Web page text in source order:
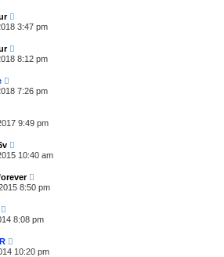
3:47 pm
8:12 pm
7:26 pm
9:49 pm
10:40 am
8:50 pm
8:08 pm
10:20 pm